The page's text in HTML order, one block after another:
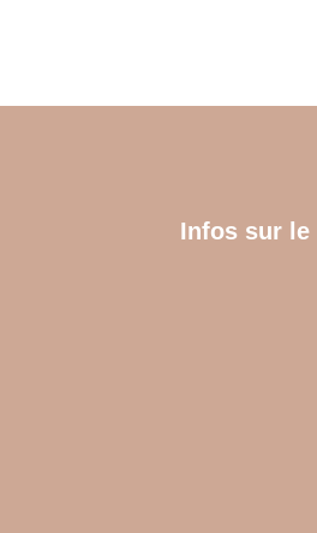
Infos sur le